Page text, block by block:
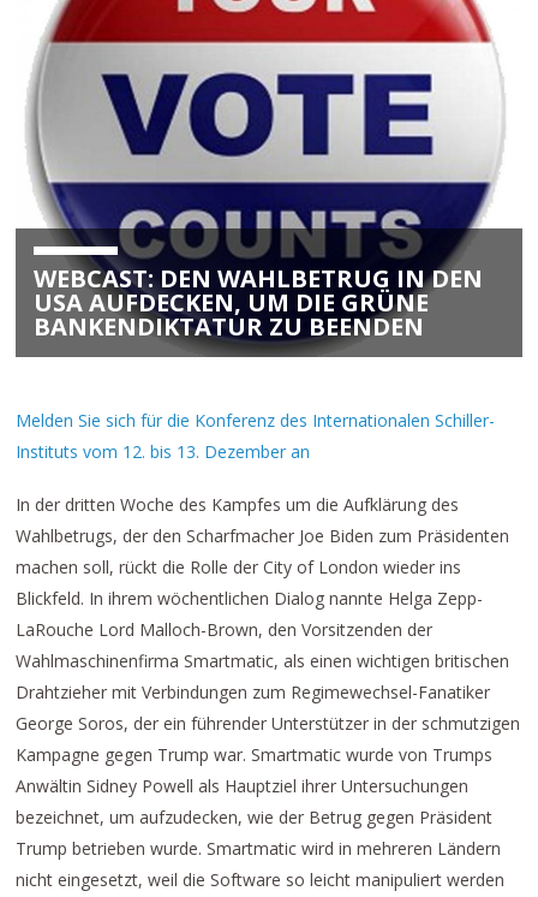
WEBCAST: DEN WAHLBETRUG IN DEN
USA AUFDECKEN, UM DIE GRÜNE
BANKENDIKTATUR ZU BEENDEN
Melden Sie sich für die Konferenz des Internationalen Schiller-
Instituts vom 12. bis 13. Dezember an
In der dritten Woche des Kampfes um die Aufklärung des
Wahlbetrugs, der den Scharfmacher Joe Biden zum Präsidenten
machen soll, rückt die Rolle der City of London wieder ins
Blickfeld. In ihrem wöchentlichen Dialog nannte Helga Zepp-
LaRouche Lord Malloch-Brown, den Vorsitzenden der
Wahlmaschinenfirma Smartmatic, als einen wichtigen britischen
Drahtzieher mit Verbindungen zum Regimewechsel-Fanatiker
George Soros, der ein führender Unterstützer in der schmutzigen
Kampagne gegen Trump war. Smartmatic wurde von Trumps
Anwältin Sidney Powell als Hauptziel ihrer Untersuchungen
bezeichnet, um aufzudecken, wie der Betrug gegen Präsident
Trump betrieben wurde. Smartmatic wird in mehreren Ländern
nicht eingesetzt, weil die Software so leicht manipuliert werden